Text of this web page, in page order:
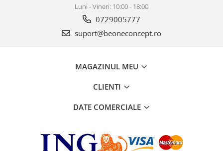
Luni - Vineri: 10:00 - 18:00
0729005777
suport@beoneconcept.ro
MAGAZINUL MEU
CLIENTI
DATE COMERCIALE